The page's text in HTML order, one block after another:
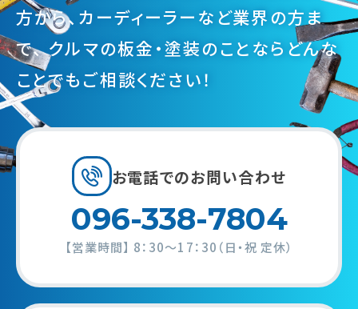
方から、カーディーラーなど業界の方ま
で、クルマの板金・塗装のことならどんな
ことでもご相談ください！
お電話でのお問い合わせ
096-338-7804
【営業時間】 8：30～17：30（日・祝 定休）